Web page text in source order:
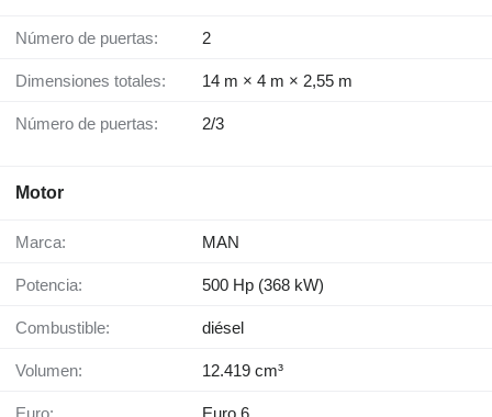
Número de puertas: 2
Dimensiones totales: 14 m × 4 m × 2,55 m
Número de puertas: 2/3
Motor
Marca: MAN
Potencia: 500 Hp (368 kW)
Combustible: diésel
Volumen: 12.419 cm³